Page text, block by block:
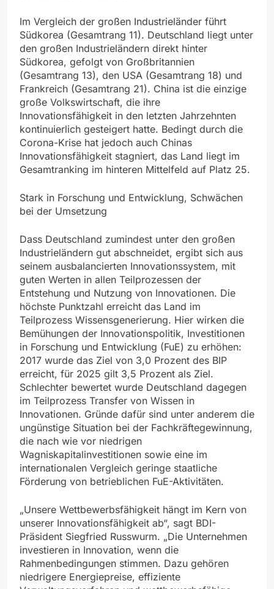
Im Vergleich der großen Industrieländer führt
Südkorea (Gesamtrang 11). Deutschland liegt unter
den großen Industrieländern direkt hinter
Südkorea, gefolgt von Großbritannien
(Gesamtrang 13), den USA (Gesamtrang 18) und
Frankreich (Gesamtrang 21). China ist die einzige
große Volkswirtschaft, die ihre
Innovationsfähigkeit in den letzten Jahrzehnten
kontinuierlich gesteigert hatte. Bedingt durch die
Corona-Krise hat jedoch auch Chinas
Innovationsfähigkeit stagniert, das Land liegt im
Gesamtranking im hinteren Mittelfeld auf Platz 25.
Stark in Forschung und Entwicklung, Schwächen
bei der Umsetzung
Dass Deutschland zumindest unter den großen
Industrieländern gut abschneidet, ergibt sich aus
seinem ausbalancierten Innovationssystem, mit
guten Werten in allen Teilprozessen der
Entstehung und Nutzung von Innovationen. Die
höchste Punktzahl erreicht das Land im
Teilprozess Wissensgenerierung. Hier wirken die
Bemühungen der Innovationspolitik, Investitionen
in Forschung und Entwicklung (FuE) zu erhöhen:
2017 wurde das Ziel von 3,0 Prozent des BIP
erreicht, für 2025 gilt 3,5 Prozent als Ziel.
Schlechter bewertet wurde Deutschland dagegen
im Teilprozess Transfer von Wissen in
Innovationen. Gründe dafür sind unter anderem die
ungünstige Situation bei der Fachkräftegewinnung,
die nach wie vor niedrigen
Wagniskapitalinvestitionen sowie eine im
internationalen Vergleich geringe staatliche
Förderung von betrieblichen FuE-Aktivitäten.
„Unsere Wettbewerbsfähigkeit hängt im Kern von
unserer Innovationsfähigkeit ab“, sagt BDI-
Präsident Siegfried Russwurm. „Die Unternehmen
investieren in Innovation, wenn die
Rahmenbedingungen stimmen. Dazu gehören
niedrigere Energiepreise, effiziente